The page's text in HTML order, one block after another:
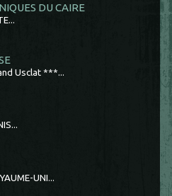
DU CAIRE
Usclat ***...
UNI...